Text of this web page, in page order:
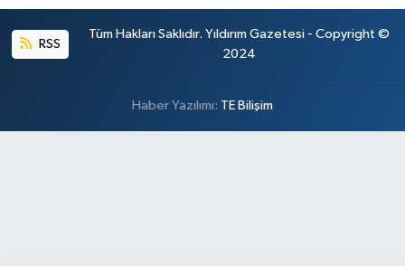
RSS
Tüm Hakları Saklıdır. Yıldırım Gazetesi - Copyright ©
2024
Haber Yazılımı: TE Bilişim